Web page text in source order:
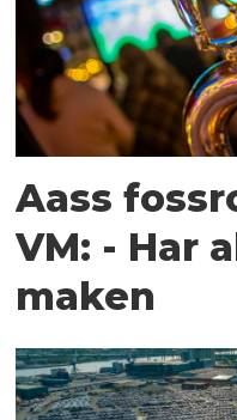
Aass
VM: - Har
maken